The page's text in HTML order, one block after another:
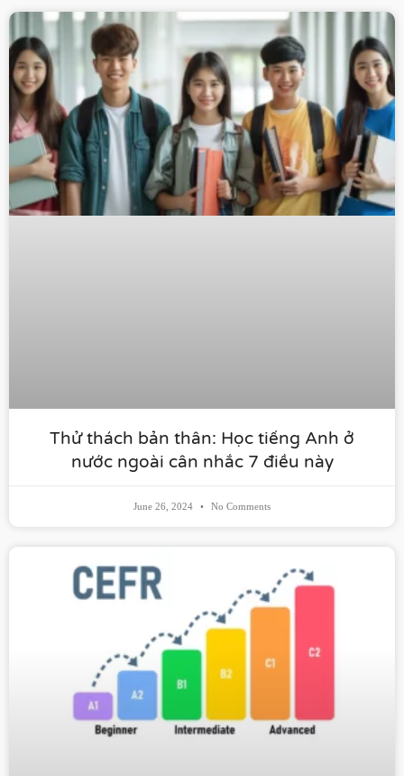
Thử thách bản thân: Học tiếng Anh ở
nước ngoài cân nhắc 7 điều này​
June 26, 2024 No Comments